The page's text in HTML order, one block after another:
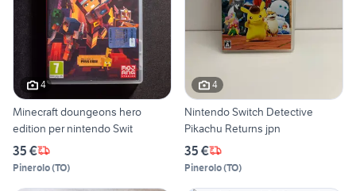
4
Minecraft doungeons hero
edition per nintendo Swit
35 €
Pinerolo(TO)
4
Nintendo Switch Detective
Pikachu Returns jpn
35 €
Pinerolo(TO)